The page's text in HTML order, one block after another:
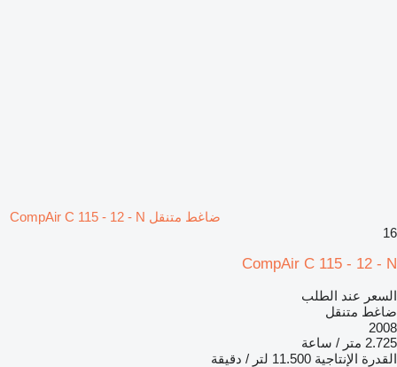
ضاغط متنقل CompAir C 115 - 12 - N
16
CompAir C 115 - 12 - N
السعر عند الطلب
ضاغط متنقل
2008
2.725 متر / ساعة
القدرة الإنتاجية 11.500 لتر / دقيقة